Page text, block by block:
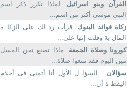
القرآن وبنو اسرائيل: لماذا تكرر ذكر اسم
النبى موسى أكثر من اسم...
زكاة فوائد البنوك: قرأت رد لك على الزكا ة
المال ية وقلت إنها على...
كورونا وصلاة الجمعة: ماذا نصنع نحن المسل
مين اليوم فقد منعوا صلاة...
سؤالان : السؤا ل الأول أنا أتمنى فى أحلام
اليقظ ة أن...